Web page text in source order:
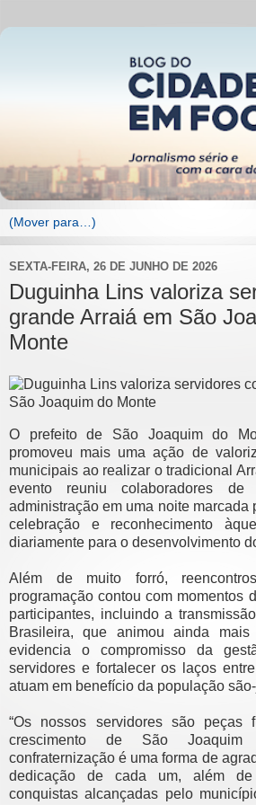
SEXTA-FEIRA, 26 DE JUNHO DE 2026
Duguinha Lins valoriza
grande Arraiá em São
Monte
O prefeito de São Joaquim do
promoveu mais uma ação de
municipais ao realizar o tradicional
evento reuniu colaboradores
administração em uma noite marcada
celebração e reconhecimento
diariamente para o desenvolvimento
Além de muito forró,
programação contou com momentos
participantes, incluindo a
Brasileira, que animou ainda
evidencia o compromisso da
servidores e fortalecer os laços
atuam em benefício da população
“Os nossos servidores são peças
crescimento de São
confraternização é uma forma de
dedicação de cada um, além
conquistas alcançadas pelo